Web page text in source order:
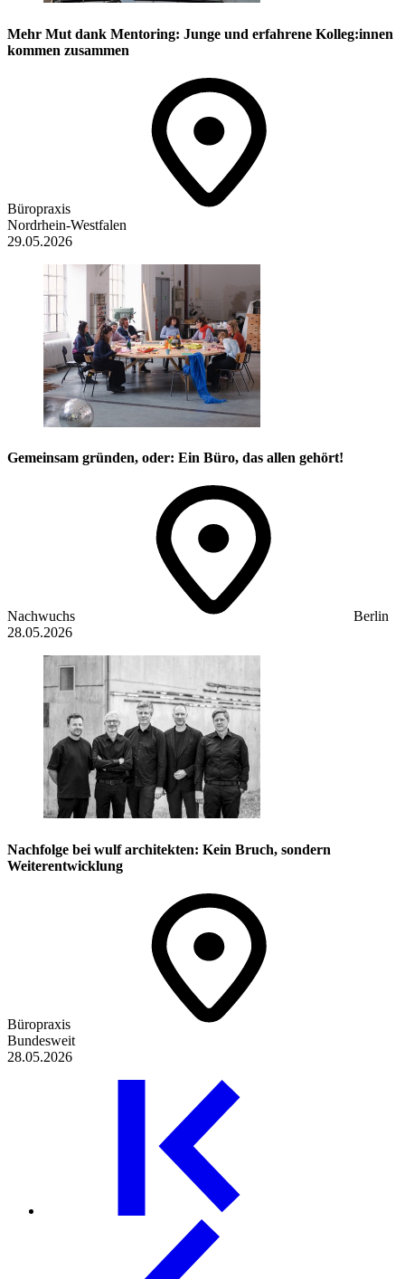
Mehr Mut dank Mentoring: Junge und erfahrene Kolleg:innen
kommen zusammen
Büropraxis
Nordrhein-Westfalen
29.05.2026
Gemeinsam gründen, oder: Ein Büro, das allen gehört!
Nachwuchs
Berlin
28.05.2026
Nachfolge bei wulf architekten: Kein Bruch, sondern
Weiterentwicklung
Büropraxis
Bundesweit
28.05.2026